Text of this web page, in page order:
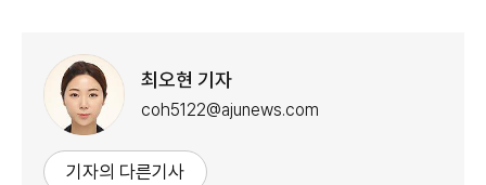
최오현 기자
coh5122@ajunews.com
기자의 다른기사